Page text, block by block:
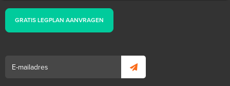
GRATIS LEGPLAN AANVRAGEN